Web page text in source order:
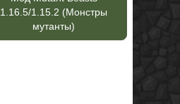
1.16.5/1.15.2 (Монстры
мутанты)